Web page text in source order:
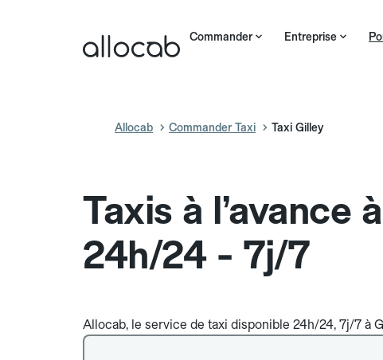
Commander Entreprise
Allocab Commander Taxi Taxi Gilley
Taxis à l’avance
24h/24 - 7j/7
Allocab, le service de taxi disponible 24h/24, 7j/7 à